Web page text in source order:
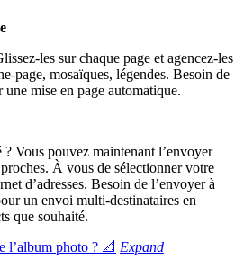
les sur chaque page et agencez-les
page, mosaïques, légendes. Besoin de
mise en page automatique.
Vous pouvez maintenant l’envoyer
À vous de sélectionner votre
d’adresses. Besoin de l’envoyer à
un envoi multi-destinataires en
que souhaité.
l’album photo ? 📐 Expand